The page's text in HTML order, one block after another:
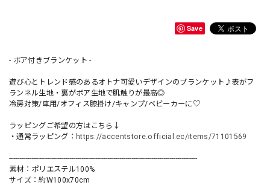
Save
- ボア付きブランケット -
遊び心とトレンド感のあるオトナ可愛いデザインのブランケット♪表がフ
ランネル生地・裏がボア生地で肌触りが最高◎
冷房対策/車用/オフィス膝掛け/キャンプ/ベビーカーに♡
ラッピングご希望の方はこちら↓
・通常ラッピング： https://accentstore.official.ec/items/71101569
----------------------------------------------------------------------------------------------
素材：ポリエステル100%
サイズ：約W100x70cm